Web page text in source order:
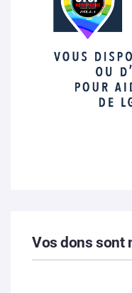
Vos dons sont